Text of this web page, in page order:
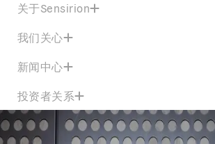
关于Sensirion
我们关心
新闻中心
投资者关系